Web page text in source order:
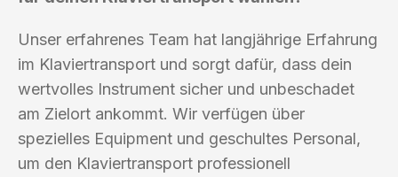
Unser erfahrenes Team hat langjährige Erfahrung
im Klaviertransport und sorgt dafür, dass dein
wertvolles Instrument sicher und unbeschadet
am Zielort ankommt. Wir verfügen über
spezielles Equipment und geschultes Personal,
um den Klaviertransport professionell